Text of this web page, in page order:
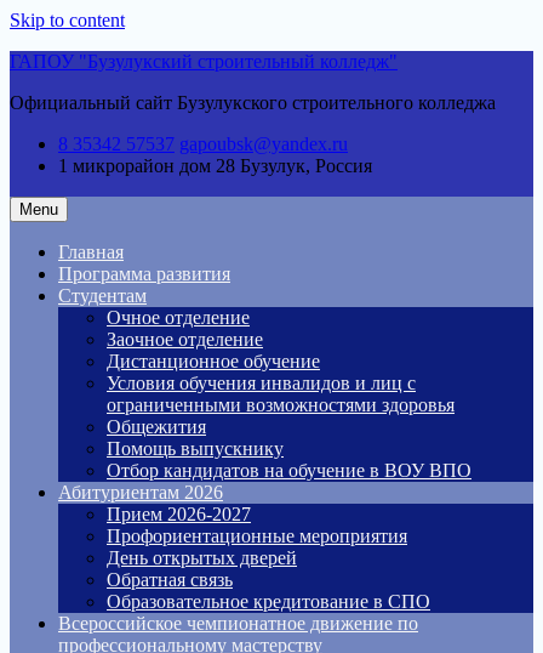
Skip to content
ГАПОУ "Бузулукский строительный колледж"
Официальный сайт Бузулукского строительного колледжа
8 35342 57537 gapoubsk@yandex.ru
1 микрорайон дом 28 Бузулук, Россия
Menu
Главная
Программа развития
Студентам
Очное отделение
Заочное отделение
Дистанционное обучение
Условия обучения инвалидов и лиц с
ограниченными возможностями здоровья
Общежития
Помощь выпускнику
Отбор кандидатов на обучение в ВОУ ВПО
Абитуриентам 2026
Прием 2026-2027
Профориентационные мероприятия
День открытых дверей
Обратная связь
Образовательное кредитование в СПО
Всероссийское чемпионатное движение по
профессиональному мастерству